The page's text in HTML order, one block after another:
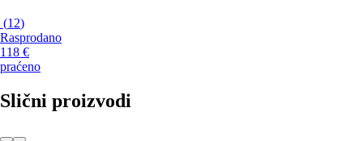
(12)
Rasprodano
118 €
praćeno
Slični proizvodi